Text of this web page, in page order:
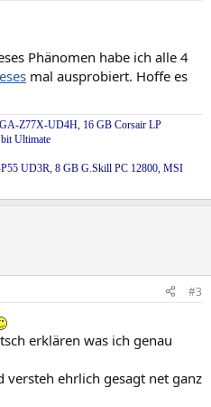
Phänomen habe ich alle 4
mal ausprobiert. Hoffe es
Z77X-UD4H, 16 GB Corsair LP
Ultimate
UD3R, 8 GB G.Skill PC 12800, MSI
#3
erklären was ich genau
versteh ehrlich gesagt net ganz